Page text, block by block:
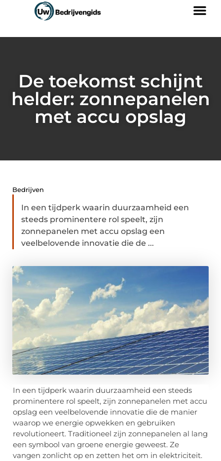
De toekomst schijnt
helder: zonnepanelen
met accu opslag
Bedrijven
In een tijdperk waarin duurzaamheid een
steeds prominentere rol speelt, zijn
zonnepanelen met accu opslag een
veelbelovende innovatie die de ...
In een tijdperk waarin duurzaamheid een steeds
prominentere rol speelt, zijn zonnepanelen met accu
opslag een veelbelovende innovatie die de manier
waarop we energie opwekken en gebruiken
revolutioneert. Traditioneel zijn zonnepanelen al lang
een symbool van groene energie geweest. Ze
vangen zonlicht op en zetten het om in elektriciteit.